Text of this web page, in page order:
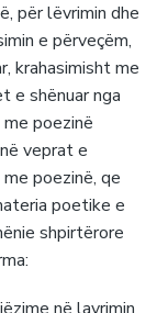
për lëvrimin dhe
e përveçëm,
krahasimisht me
e shënuar nga
poezinë
veprat e
poezinë, qe
poetike e
shpirtërore